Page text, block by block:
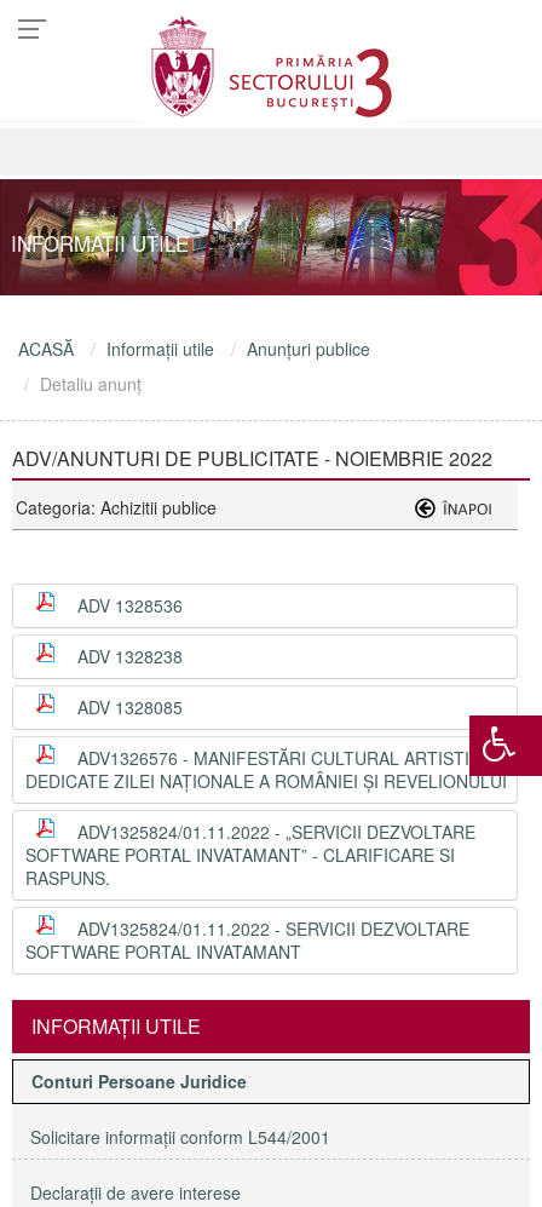
INFORMAŢII UTILE
ACASĂ Informaţii utile
Anunţuri publice
Detaliu anunţ
ADV/ANUNTURI DE PUBLICITATE - NOIEMBRIE 2022
Categoria: Achizitii publice
ADV 1328536
ADV 1328238
ADV 1328085
ADV1326576 - MANIFESTĂRI CULTURAL ARTISTICE
DEDICATE ZILEI NAȚIONALE A ROMÂNIEI ȘI REVELIONULUI
ADV1325824/01.11.2022 - „SERVICII DEZVOLTARE
SOFTWARE PORTAL INVATAMANT” - CLARIFICARE SI
RASPUNS.
ADV1325824/01.11.2022 - SERVICII DEZVOLTARE
SOFTWARE PORTAL INVATAMANT
INFORMAŢII UTILE
Conturi Persoane Juridice
Solicitare informaţii conform L544/2001
Declaraţii de avere interese